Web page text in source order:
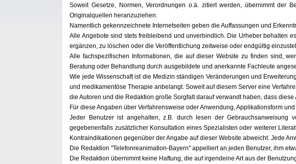
Soweit Gesetze, Normen, Verordnungen o.ä. zitiert werden, übernimmt der
Originalquellen heranzuziehen.
Namentlich gekennzeichnete Internetseiten geben die Auffassungen und
Alle Angebote sind stets freibleibend und unverbindlich. Die Urheber behalten
ergänzen, zu löschen oder die Veröffentlichung zeitweise oder endgültig
Alle fachspezifischen Informationen, die auf dieser Website zu finden sind,
Beratung oder Behandlung durch ausgebildete und anerkannte Fachleute
Wie jede Wissenschaft ist die Medizin ständigen Veränderungen und
und medikamentöse Therapie anbelangt. Soweit auf diesem Server eine
die Autoren und die Redaktion große Sorgfalt darauf verwandt haben, dass
Für diese Angaben über Verfahrensweise oder Anwendung, Applikationsform
Jeder Benutzer ist angehalten, z.B. durch lesen der Gebrauchsanweisung
gegebenenfalls zusätzlicher Konsultation eines Spezialisten oder weiterer
Kontraindikationen gegenüber der Angabe auf dieser Website abweicht. Jede
Die Redaktion "Telefonreanimation-Bayern" appelliert an jeden Benutzer, ihm
Die Redaktion übernimmt keine Haftung, die auf irgendeine Art aus der